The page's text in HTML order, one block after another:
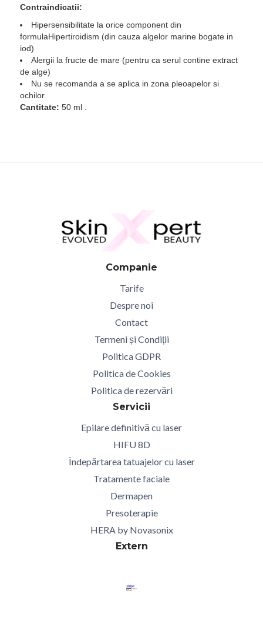
Contraindicatii:
Hipersensibilitate la orice component din
formulaHipertiroidism (din cauza algelor marine bogate in
iod)
Alergii la fructe de mare (pentru ca serul contine extract
de alge)
Nu se recomanda a se aplica in zona pleoapelor si
ochilor
Cantitate: 50 ml .
Companie
Tarife
Despre noi
Contact
Termeni și Condiții
Politica GDPR
Politica de Cookies
Politica de rezervări
Servicii
Epilare definitivă cu laser
HIFU 8D
Îndepărtarea tatuajelor cu laser
Tratamente faciale
Dermapen
Presoterapie
HERA by Novasonix
Extern